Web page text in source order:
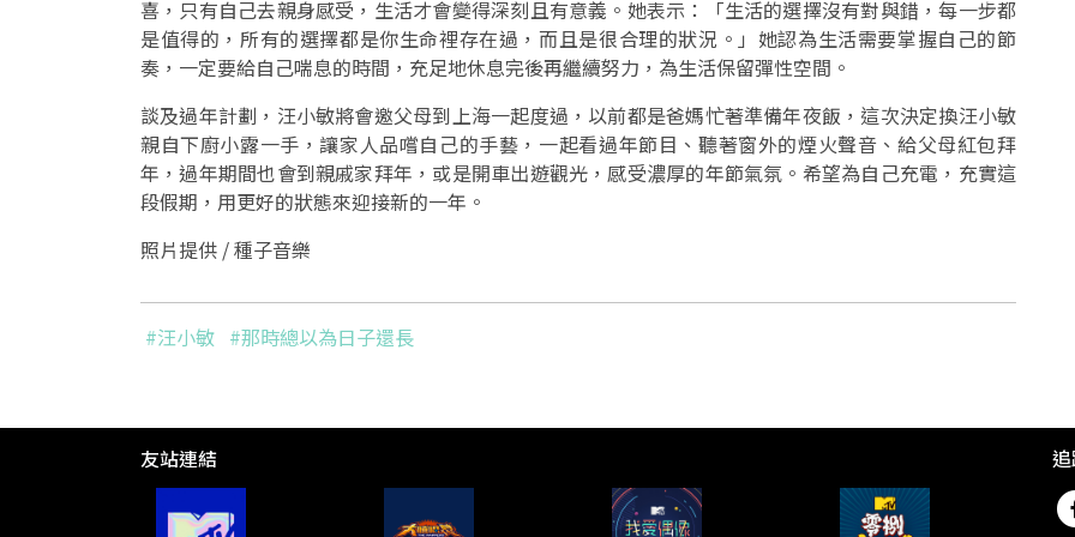
喜，只有自己去親身感受，生活才會變得深刻且有意義。她表示：「生活的選擇沒有對與錯，每一步都
是值得的，所有的選擇都是你生命裡存在過，而且是很合理的狀況。」她認為生活需要掌握自己的節
奏，一定要給自己喘息的時間，充足地休息完後再繼續努力，為生活保留彈性空間。
談及過年計劃，汪小敏將會邀父母到上海一起度過，以前都是爸媽忙著準備年夜飯，這次決定換汪小敏
親自下廚小露一手，讓家人品嚐自己的手藝，一起看過年節目、聽著窗外的煙火聲音、給父母紅包拜
年，過年期間也會到親戚家拜年，或是開車出遊觀光，感受濃厚的年節氣氛。希望為自己充電，充實這
段假期，用更好的狀態來迎接新的一年。
照片提供 / 種子音樂
#汪小敏 #那時總以為日子還長
友站連結